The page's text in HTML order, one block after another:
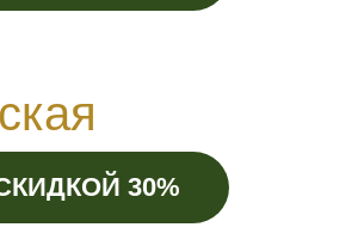
30%
Электронная почта